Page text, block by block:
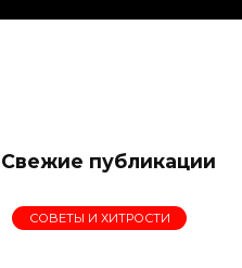
Свежие публикации
СОВЕТЫ И ХИТРОСТИ